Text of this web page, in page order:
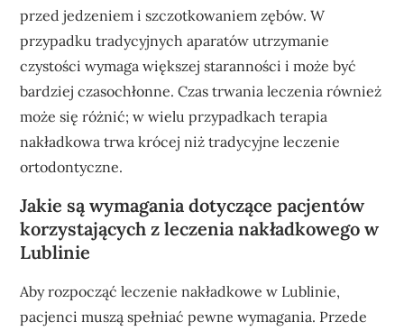
przed jedzeniem i szczotkowaniem zębów. W
przypadku tradycyjnych aparatów utrzymanie
czystości wymaga większej staranności i może być
bardziej czasochłonne. Czas trwania leczenia również
może się różnić; w wielu przypadkach terapia
nakładkowa trwa krócej niż tradycyjne leczenie
ortodontyczne.
Jakie są wymagania dotyczące pacjentów
korzystających z leczenia nakładkowego w
Lublinie
Aby rozpocząć leczenie nakładkowe w Lublinie,
pacjenci muszą spełniać pewne wymagania. Przede